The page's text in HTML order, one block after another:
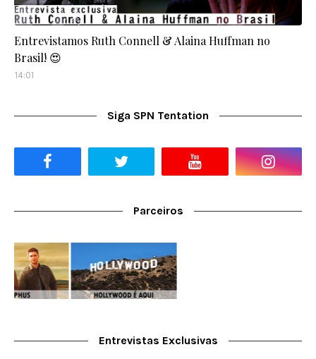
Entrevistamos Ruth Connell & Alaina Huffman no
Brasil! 😍
14:01
Siga SPN Tentation
Parceiros
Entrevistas Exclusivas